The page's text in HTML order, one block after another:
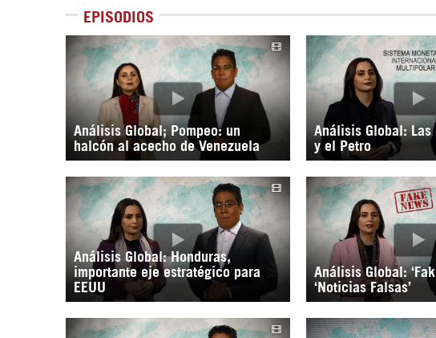
EPISODIOS
Análisis Global; Pompeo: un
halcón al acecho de Venezuela
Análisis Global: Las
y el Petro
Análisis Global: Honduras,
importante eje estratégico para
EEUU
Análisis Global:
‘Noticias Falsas’